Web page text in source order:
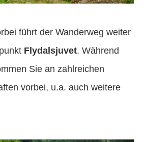
führt der Wanderweg weiter
Flydalsjuvet. Während
Sie an zahlreichen
vorbei, u.a. auch weitere